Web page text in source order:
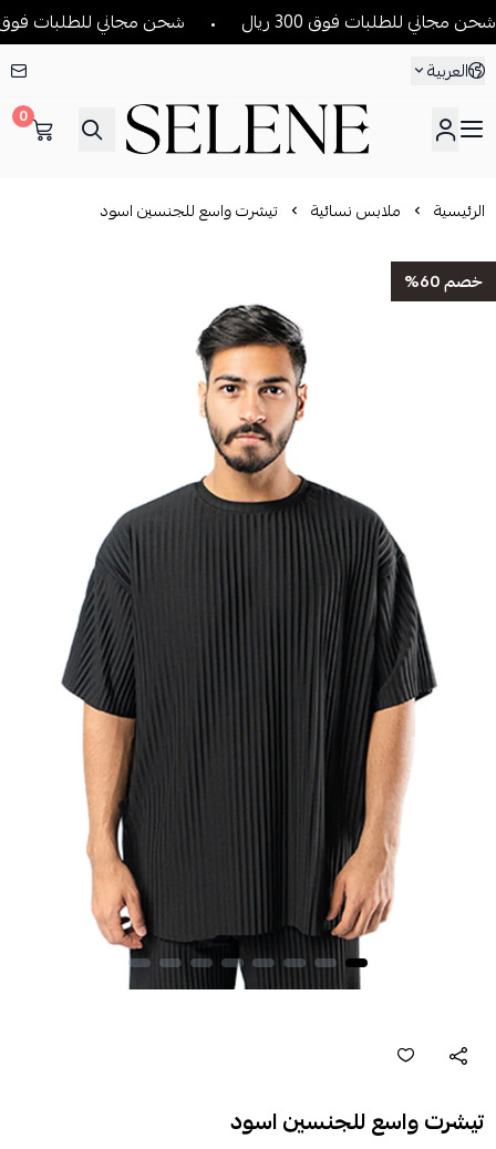
للطلبات فوق 300 ريال شحن مجاني للطلبات فوق 300 ريال
العربية
SELENE
0
الرئيسية ملابس نسائية تيشرت واسع للجنسين اسود
خصم 60%
تيشرت واسع للجنسين اسود